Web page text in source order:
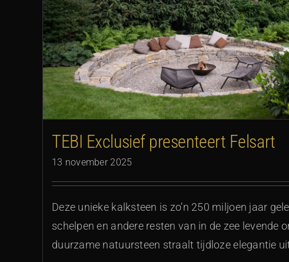
TEBI Exclusief presenteert Felsart
13 november 2025
Deze unieke kalksteen is zo’n 250 miljoen jaar
schelpen en andere resten van in de zee levende
duurzame natuursteen straalt tijdloze elegantie